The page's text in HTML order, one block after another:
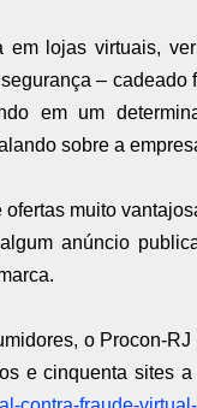
em lojas virtuais,
–
em um
sobre a
ofertas muito
anúncio
o Procon-
e cinquenta sites